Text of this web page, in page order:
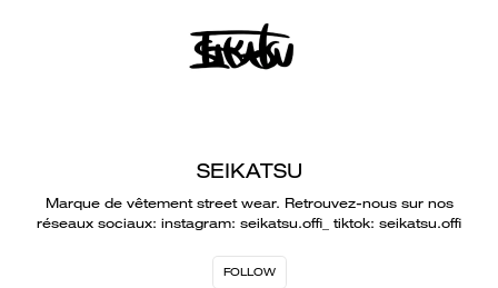
SEIKATSU
Marque de vêtement street wear. Retrouvez-nous sur nos
réseaux sociaux: instagram: seikatsu.offi_ tiktok: seikatsu.offi
FOLLOW